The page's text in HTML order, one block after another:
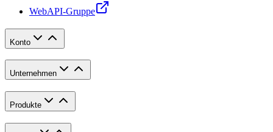
WebAPI-Gruppe
Konto
Unternehmen
Produkte